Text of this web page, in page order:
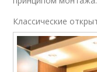
Классические